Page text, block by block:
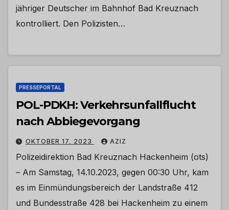
jähriger Deutscher im Bahnhof Bad Kreuznach
kontrolliert. Den Polizisten…
PRESSEPORTAL
POL-PDKH: Verkehrsunfallflucht
nach Abbiegevorgang
OKTOBER 17, 2023 AZIZ
Polizeidirektion Bad Kreuznach Hackenheim (ots)
– Am Samstag, 14.10.2023, gegen 00:30 Uhr, kam
es im Einmündungsbereich der Landstraße 412
und Bundesstraße 428 bei Hackenheim zu einem